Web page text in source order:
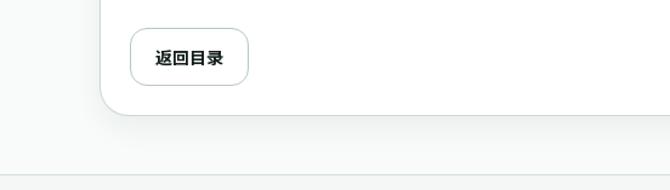
返回目录